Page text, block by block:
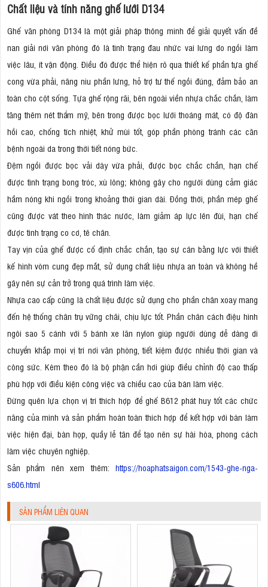
Chất liệu và tính năng ghế lưới D134
Ghế văn phòng D134 là một giải pháp thông minh để giải quyết vấn đề
nan giải nơi văn phòng đó là tình trạng đau nhức vai lưng do ngồi làm
việc lâu, ít vận động. Điều đó được thể hiện rõ qua thiết kế phần tựa ghế
cong vừa phải, nâng niu phần lưng, hỗ trợ tư thế ngồi đúng, đảm bảo an
toàn cho cột sống. Tựa ghế rộng rãi, bên ngoài viền nhựa chắc chắn, làm
tăng thêm nét thẩm mỹ, bên trong được bọc lưới thoáng mát, có độ đàn
hồi cao, chống tích nhiệt, khử mùi tốt, góp phần phòng tránh các căn
bệnh ngoài da trong thời tiết nóng bức.
Đệm ngồi được bọc vải dày vừa phải, được bọc chắc chắn, hạn chế
được tình trạng bong tróc, xù lông; không gây cho người dùng cảm giác
hầm nóng khi ngồi trong khoảng thời gian dài. Đồng thời, phần mép ghế
cũng được vát theo hình thác nước, làm giảm áp lực lên đùi, hạn chế
được tình trạng co cơ, tê chân.
Tay vịn của ghế được cố định chắc chắn, tạo sự cân bằng lực với thiết
kế hình vòm cung đẹp mắt, sử dụng chất liệu nhựa an toàn và không hề
gây nên sự cản trở trong quá trình làm việc.
Nhựa cao cấp cũng là chất liệu được sử dụng cho phần chân xoay mang
đến hệ thống chân trụ vững chãi, chịu lực tốt. Phần chân cách điệu hình
ngôi sao 5 cánh với 5 bánh xe lăn nylon giúp người dùng dễ dàng di
chuyển khắp mọi vị trí nơi văn phòng, tiết kiệm được nhiều thời gian và
công sức. Kèm theo đó là bộ phận cần hơi giúp điều chỉnh độ cao thấp
phù hợp với điều kiện công việc và chiều cao của bàn làm việc.
Đừng quên lựa chọn vị trí thích hợp để ghế B612 phát huy tốt các chức
năng của mình và sản phẩm hoàn toàn thích hợp để kết hợp với bàn làm
việc hiện đại, bàn họp, quầy lễ tân để tạo nên sự hài hòa, phong cách
làm việc chuyên nghiệp.
Sản phẩm nên xem thêm: https://hoaphatsaigon.com/1543-ghe-nga-
s606.html
SẢN PHẨM LIÊN QUAN